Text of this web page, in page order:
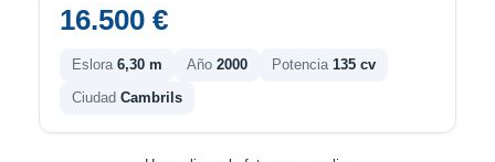
16.500 €
Eslora 6,30 m Año 2000 Potencia 135 cv
Ciudad Cambrils